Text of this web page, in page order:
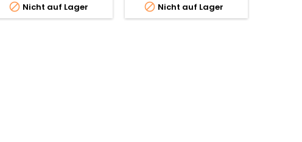
 Nicht auf Lager  Nicht auf Lager